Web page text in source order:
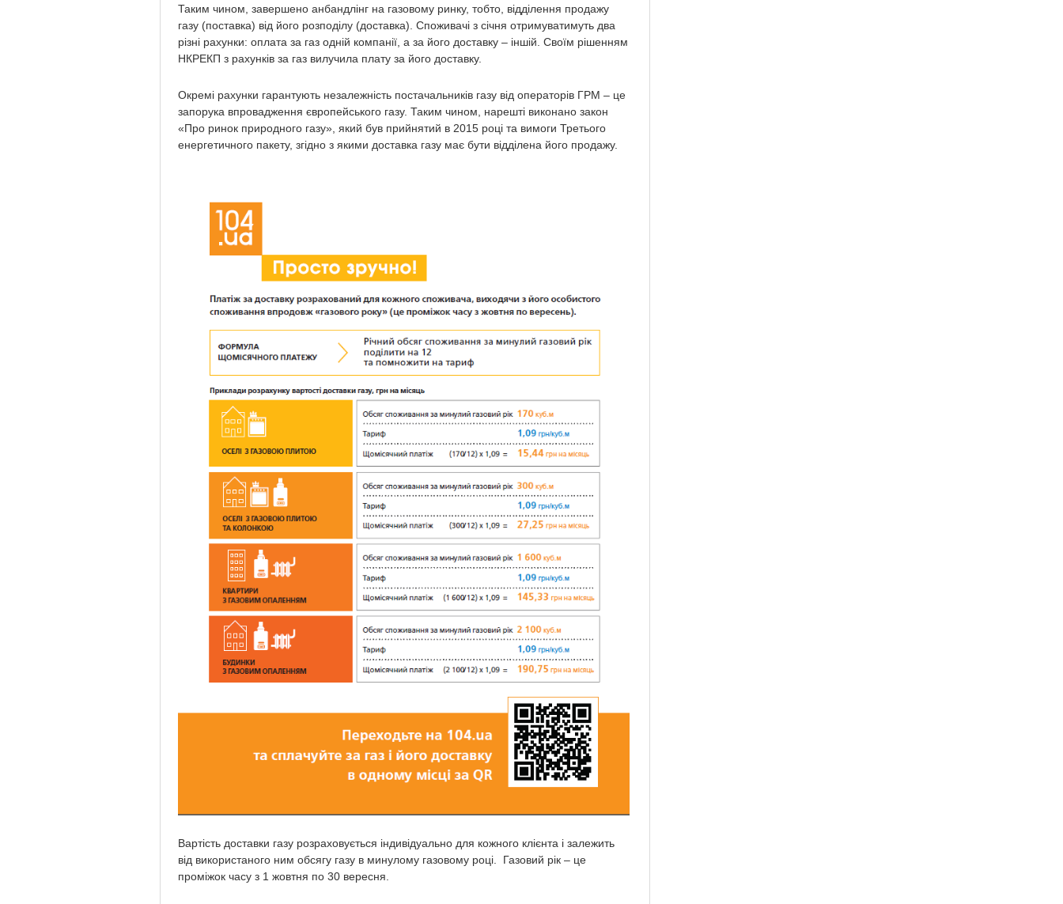
Таким чином, завершено анбандлінг на газовому ринку, тобто, відділення продажу
газу (поставка) від його розподілу (доставка). Споживачі з січня отримуватимуть два
різні рахунки: оплата за газ одній компанії, а за його доставку – іншій. Своїм рішенням
НКРЕКП з рахунків за газ вилучила плату за його доставку.
Окремі рахунки гарантують незалежність постачальників газу від операторів ГРМ – це
запорука впровадження європейського газу. Таким чином, нарешті виконано закон
«Про ринок природного газу», який був прийнятий в 2015 році та вимоги Третього
енергетичного пакету, згідно з якими доставка газу має бути відділена його продажу.
Вартість доставки газу розраховується індивідуально для кожного клієнта і залежить
від використаного ним обсягу газу в минулому газовому році. Газовий рік – це
проміжок часу з 1 жовтня по 30 вересня.